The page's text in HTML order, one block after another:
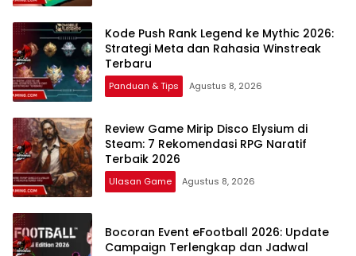
Kode Push Rank Legend ke Mythic 2026:
Strategi Meta dan Rahasia Winstreak
Terbaru
Panduan & Tips Agustus 8, 2026
Review Game Mirip Disco Elysium di
Steam: 7 Rekomendasi RPG Naratif
Terbaik 2026
Ulasan Game Agustus 8, 2026
Bocoran Event eFootball 2026: Update
Campaign Terlengkap dan Jadwal